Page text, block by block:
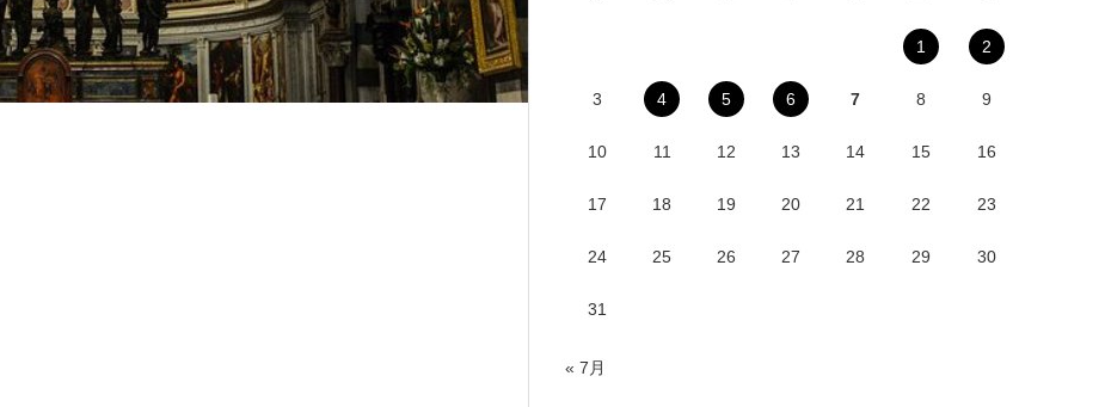
1 2
3 4 5 6 7 8 9
10 11 12 13 14 15 16
17 18 19 20 21 22 23
24 25 26 27 28 29 30
31
« 7月